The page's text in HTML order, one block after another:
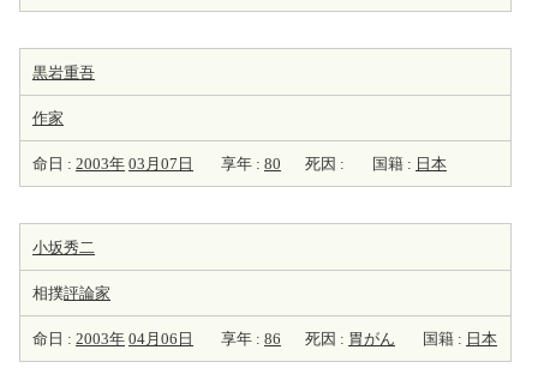
黒岩重吾
作家
命日 : 2003年 03月07日 享年 : 80 死因 : 国籍 : 日本
小坂秀二
相撲評論家
命日 : 2003年 04月06日 享年 : 86 死因 : 胃がん 国籍 : 日本